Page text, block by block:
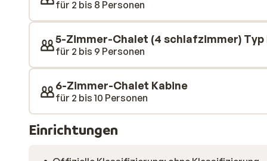
für 2 bis 8 Personen
5-Zimmer-Chalet (4 schlafzimmer) Typ
für 2 bis 9 Personen
6-Zimmer-Chalet Kabine
für 2 bis 10 Personen
Einrichtungen